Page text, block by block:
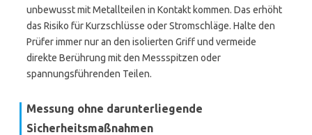
unbewusst mit Metallteilen in Kontakt kommen. Das erhöht
das Risiko für Kurzschlüsse oder Stromschläge. Halte den
Prüfer immer nur an den isolierten Griff und vermeide
direkte Berührung mit den Messspitzen oder
spannungsführenden Teilen.
Messung ohne darunterliegende
Sicherheitsmaßnahmen